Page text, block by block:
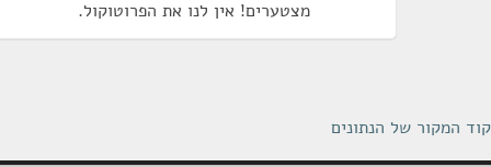
מצטערים! אין לנו את הפרוטוקול.
קוד המקור של הנתונים